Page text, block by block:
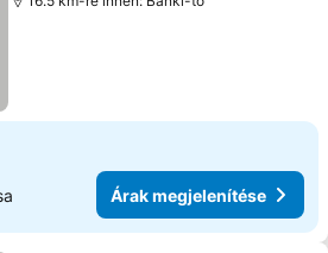
Árak megjelenítése